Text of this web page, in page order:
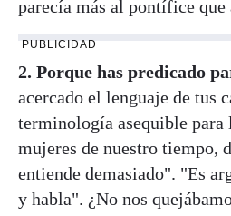
parecía más al pontífice que
PUBLICIDAD
2. Porque has predicado
acercado el lenguaje de tus
terminología asequible para
mujeres de nuestro tiempo,
entiende demasiado". "Es
y habla". ¿No nos